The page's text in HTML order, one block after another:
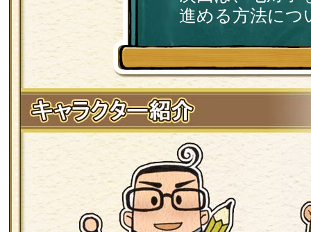
進める方法につ